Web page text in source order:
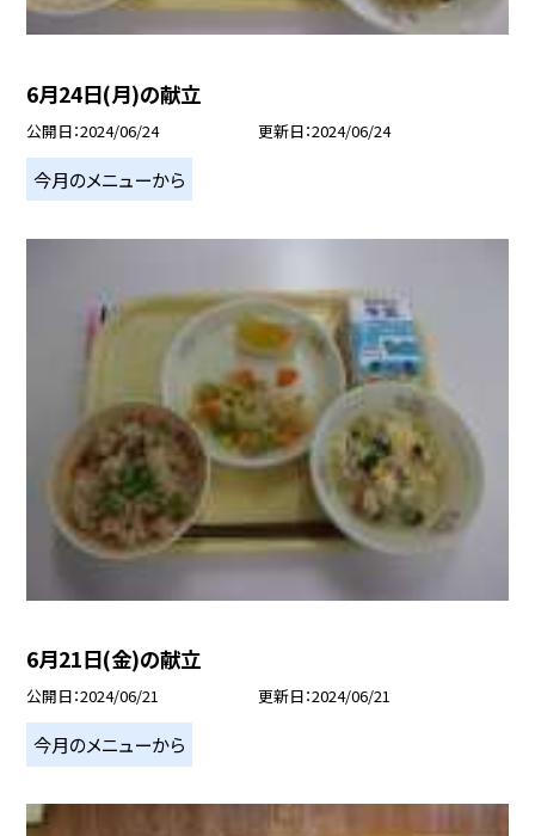
6月24日(月)の献立
公開日 2024/06/24 更新日 2024/06/24
今月のメニューから
6月21日(金)の献立
公開日 2024/06/21 更新日 2024/06/21
今月のメニューから